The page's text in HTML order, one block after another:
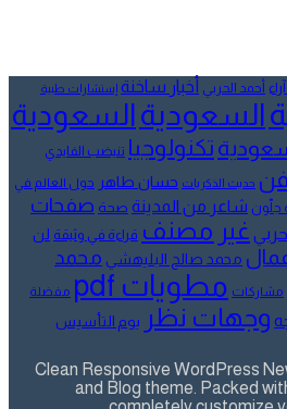
أحمد الحربي أخبار ساخنة إستشارات طبية
السعوديةالسعودية
تكنولوجيا تنيضب الفايدي
حديث الذكريات حسان طاهر حول العالم في
جلّون شاعر من المدينة صحة صفحات
غير مصنف قراءة في وثيقة لن
محمد صالح البليهشي محمد
مشاركات مطويات pdf مفضلة
وجهات نظر يوم التأسيس
Clean Responsive WordPress
and Blog theme. Packed